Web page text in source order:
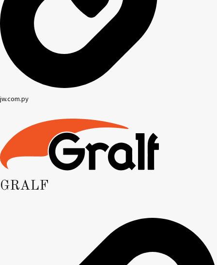
jw.com.py
GRALF